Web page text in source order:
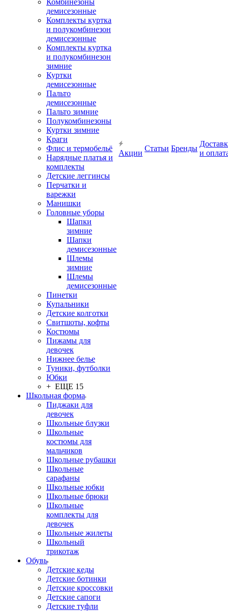
Комбинезоны
демисезонные
Комплекты куртка
и полукомбинезон
демисезонные
Комплекты куртка
и полукомбинезон
зимние
Куртки
демисезонные
Пальто
демисезонные
Пальто зимние
Полукомбинезоны
Куртки зимние
Краги
Флис и термобельё
Нарядные платья и
комплекты
Детские леггинсы
Перчатки и
варежки
Манишки
Головные уборы
Шапки
зимние
Шапки
демисезонные
Шлемы
зимние
Шлемы
демисезонные
Пинетки
Купальники
Детские колготки
Свитшоты, кофты
Костюмы
Пижамы для
девочек
Нижнее белье
Туники, футболки
Юбки
+ ЕЩЕ 15
Школьная форма
Пиджаки для
девочек
Школьные блузки
Школьные
костюмы для
мальчиков
Школьные рубашки
Школьные
сарафаны
Школьные юбки
Школьные брюки
Школьные
комплекты для
девочек
Школьные жилеты
Школьный
трикотаж
Обувь
Детские кеды
Детские ботинки
Детские кроссовки
Детские сапоги
Детские туфли
Акции
Статьи Бренды
и